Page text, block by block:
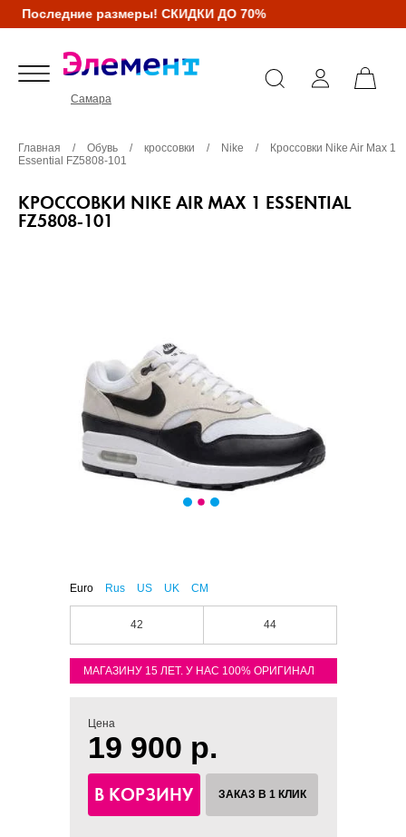
Последние размеры! СКИДКИ ДО 70%
Самара
Главная / Обувь / кроссовки / Nike /
Кроссовки Nike Air Max 1
Essential FZ5808-101
КРОССОВКИ NIKE AIR MAX 1 ESSENTIAL
FZ5808-101
Euro Rus US UK CM
42 44
МАГАЗИНУ 15 ЛЕТ. У НАС 100% ОРИГИНАЛ
Цена
19 900 р.
В КОРЗИНУ ЗАКАЗ В 1 КЛИК